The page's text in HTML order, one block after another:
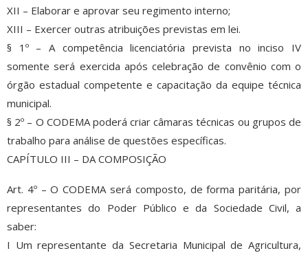
XII – Elaborar e aprovar seu regimento interno;
XIII – Exercer outras atribuições previstas em lei.
§ 1º – A competência licenciatória prevista no inciso IV
somente será exercida após celebração de convênio com o
órgão estadual competente e capacitação da equipe técnica
municipal.
§ 2º – O CODEMA poderá criar câmaras técnicas ou grupos de
trabalho para análise de questões específicas.
CAPÍTULO III – DA COMPOSIÇÃO
Art. 4º – O CODEMA será composto, de forma paritária, por
representantes do Poder Público e da Sociedade Civil, a
saber:
I Um representante da Secretaria Municipal de Agricultura,